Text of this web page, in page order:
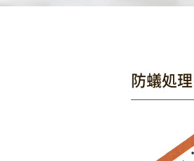
防蟻処